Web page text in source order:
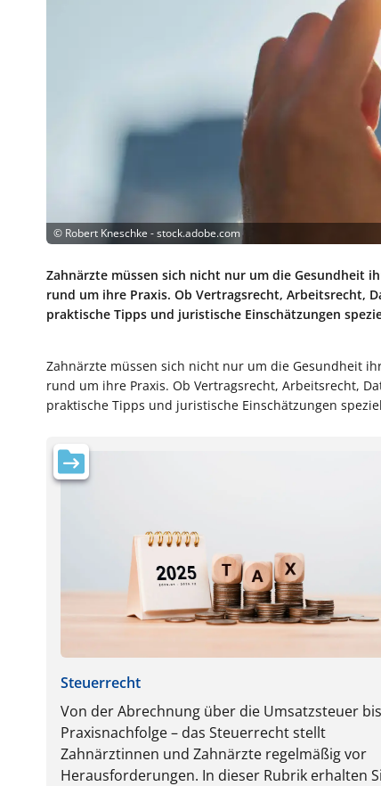
© Robert Kneschke - stock.adobe.com
Zahnärzte müssen sich nicht nur um die Gesundheit
rund um ihre Praxis. Ob Vertragsrecht, Arbeitsrecht,
praktische Tipps und juristische Einschätzungen
Zahnärzte müssen sich nicht nur um die Gesundheit
rund um ihre Praxis. Ob Vertragsrecht, Arbeitsrecht,
praktische Tipps und juristische Einschätzungen
Steuerrecht
Von der Abrechnung über die Umsatzsteuer
Praxisnachfolge – das Steuerrecht stellt
Zahnärztinnen und Zahnärzte regelmäßig vor
Herausforderungen. In dieser Rubrik erhalten